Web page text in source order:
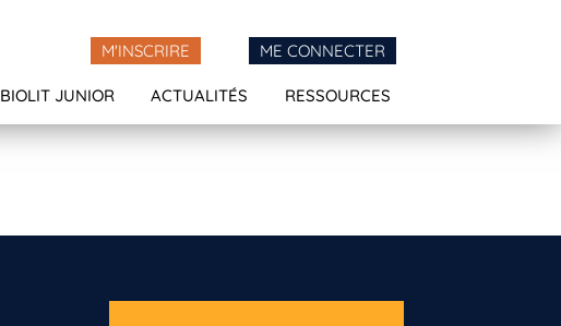
M'INSCRIRE ME CONNECTER
BIOLIT JUNIOR ACTUALITÉS RESSOURCES